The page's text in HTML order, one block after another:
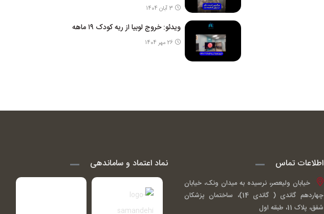
3 آبان 1404
ویدئو: خروج لوبیا از ریه کودک ۱۹ ماهه
26 مهر 1404
اطلاعات تماس
خیابان ولیعصر، نرسیده به میدان ونک، خیابان
چهاردهم گاندی ( گاندی 14)، ساختمان پزشکان
شفق، پلاک 11، طبقه اول
نماد اعتماد و ساماندهی